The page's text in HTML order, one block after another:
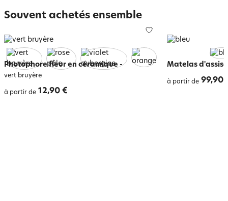
Souvent achetés ensemble
Photophore fleur en céramique-
vert bruyère
à partir de 12,90 €
Matelas
à partir de 99,90